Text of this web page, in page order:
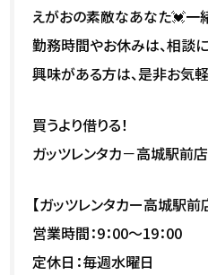
えがおの素敵なあなた💓一
勤務時間やお休みは、相談
興味がある方は、是非お気
買うより借りる！
ガッツレンタカ－高城駅前
【ガッツレンタカー高城駅前
営業時間：9：00～19：00
定休日：毎週水曜日